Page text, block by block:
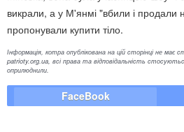
викрали, а у М'янмі "вбили і продали
пропонували купити тіло.
Інформація, котра опублікована на цій сторінці не має
patrioty.org.ua, всі права та відповідальність
оприлюднили.
FaceBook